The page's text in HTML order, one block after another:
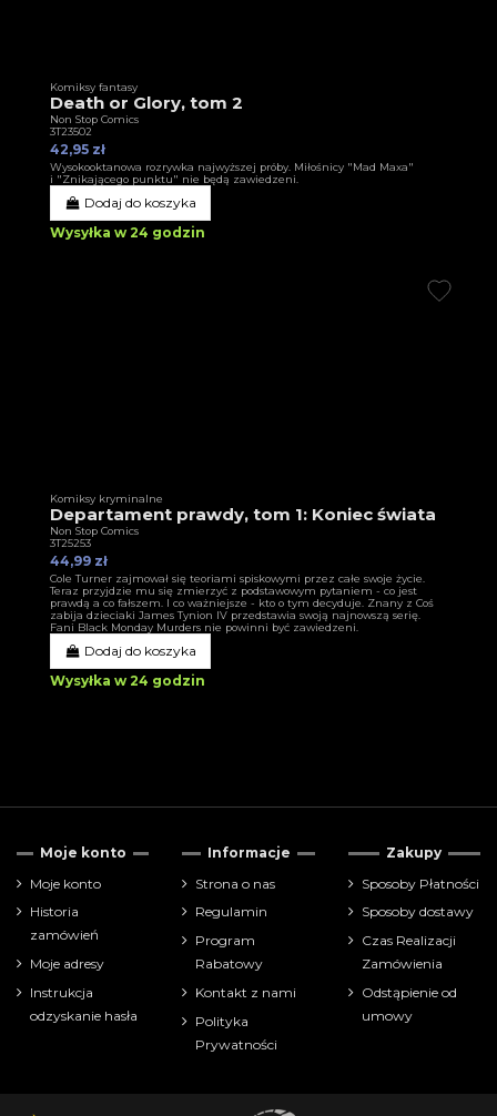
Komiksy fantasy
Death or Glory, tom 2
Non Stop Comics
3T23502
42,95 zł
Wysokooktanowa rozrywka najwyższej próby. Miłośnicy "Mad Maxa"
i "Znikającego punktu" nie będą zawiedzeni.
Dodaj do koszyka
Wysyłka w 24 godzin
Komiksy kryminalne
Departament prawdy, tom 1: Koniec świata
Non Stop Comics
3T25253
44,99 zł
Cole Turner zajmował się teoriami spiskowymi przez całe swoje życie.
Teraz przyjdzie mu się zmierzyć z podstawowym pytaniem - co jest
prawdą a co fałszem. I co ważniejsze - kto o tym decyduje. Znany z Coś
zabija dzieciaki James Tynion IV przedstawia swoją najnowszą serię.
Fani Black Monday Murders nie powinni być zawiedzeni.
Dodaj do koszyka
Wysyłka w 24 godzin
Moje konto
Moje konto
Historia
zamówień
Moje adresy
Instrukcja
odzyskanie hasła
Informacje
Strona o nas
Regulamin
Program
Rabatowy
Kontakt z nami
Polityka
Prywatności
Zakupy
Sposoby Płatności
Sposoby dostawy
Czas Realizacji
Zamówienia
Odstąpienie od
umowy